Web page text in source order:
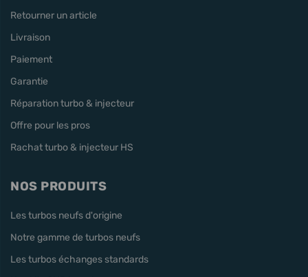
Retourner un article
Livraison
Paiement
Garantie
Réparation turbo & injecteur
Offre pour les pros
Rachat turbo & injecteur HS
NOS PRODUITS
Les turbos neufs d'origine
Notre gamme de turbos neufs
Les turbos échanges standards